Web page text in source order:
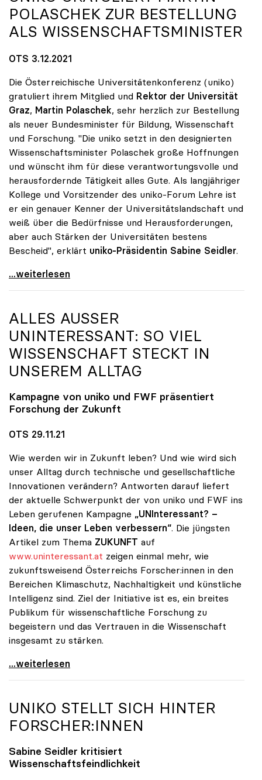
POLASCHEK ZUR BESTELLUNG
ALS WISSENSCHAFTSMINISTER
OTS 3.12.2021
Die Österreichische Universitätenkonferenz (uniko)
gratuliert ihrem Mitglied und Rektor der Universität
Graz, Martin Polaschek, sehr herzlich zur Bestellung
als neuer Bundesminister für Bildung, Wissenschaft
und Forschung. "Die uniko setzt in den designierten
Wissenschaftsminister Polaschek große Hoffnungen
und wünscht ihm für diese verantwortungsvolle und
herausfordernde Tätigkeit alles Gute. Als langjähriger
Kollege und Vorsitzender des uniko-Forum Lehre ist
er ein genauer Kenner der Universitätslandschaft und
weiß über die Bedürfnisse und Herausforderungen,
aber auch Stärken der Universitäten bestens
Bescheid", erklärt uniko-Präsidentin Sabine Seidler.
uniko gratuliert Martin Polaschek zur Bestellung
...weiterlesen
ALLES AUSSER U
NINTERESSANT: SO VIEL W
ISSENSCHAFT STECKT IN U
NSEREM ALLTAG
Kampagne von uniko und FWF präsentiert
Forschung der Zukunft
OTS 29.11.21
Wie werden wir in Zukunft leben? Und wie wird sich
unser Alltag durch technische und gesellschaftliche
Innovationen verändern? Antworten darauf liefert
der aktuelle Schwerpunkt der von uniko und FWF ins
Leben gerufenen Kampagne „UNInteressant? –
Ideen, die unser Leben verbessern“. Die jüngsten
Artikel zum Thema ZUKUNFT auf
www.uninteressant.at zeigen einmal mehr, wie
zukunftsweisend Österreichs Forscher:innen in den
Bereichen Klimaschutz, Nachhaltigkeit und künstliche
Intelligenz sind. Ziel der Initiative ist es, ein breites
Publikum für wissenschaftliche Forschung zu
begeistern und das Vertrauen in die Wissenschaft
insgesamt zu stärken.
Alles außer UNInteressant: So viel Wissenschaft
...weiterlesen
UNIKO STELLT SICH HINTER
FORSCHER:INNEN
Sabine Seidler kritisiert
Wissenschaftsfeindlichkeit